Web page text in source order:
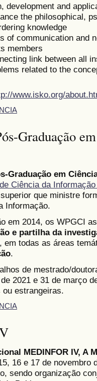
development and
the philosophical,
knowledge
of communication and
members
link between all
related to the
www.isko.org/
Graduação
Graduação em
Ciência da
que ministre
Informação.
em 2014, os WPGCI
e partilha da
, em todas as áreas
.
de mestrado/
2021 e 31 de março
estrangeiras.
MEDINFOR IV, A
16 e 17 de novembro
sendo organização